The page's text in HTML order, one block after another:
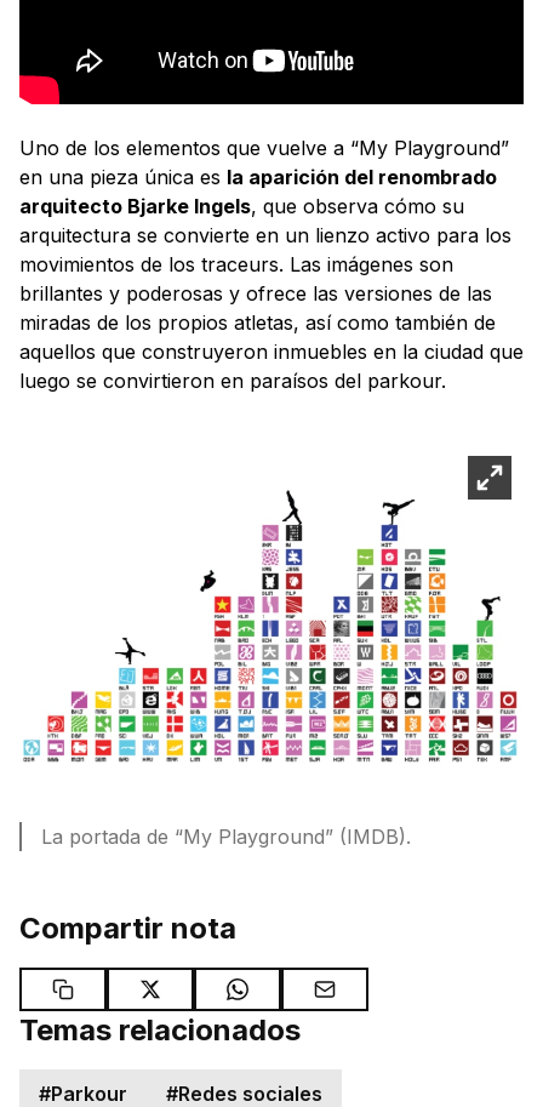
Uno de los elementos que vuelve a “My Playground”
en una pieza única es la aparición del renombrado
arquitecto Bjarke Ingels, que observa cómo su
arquitectura se convierte en un lienzo activo para los
movimientos de los traceurs. Las imágenes son
brillantes y poderosas y ofrece las versiones de las
miradas de los propios atletas, así como también de
aquellos que construyeron inmuebles en la ciudad que
luego se convirtieron en paraísos del parkour.
La portada de “My Playground” (IMDB).
Compartir nota
Temas relacionados
#Parkour #Redes sociales